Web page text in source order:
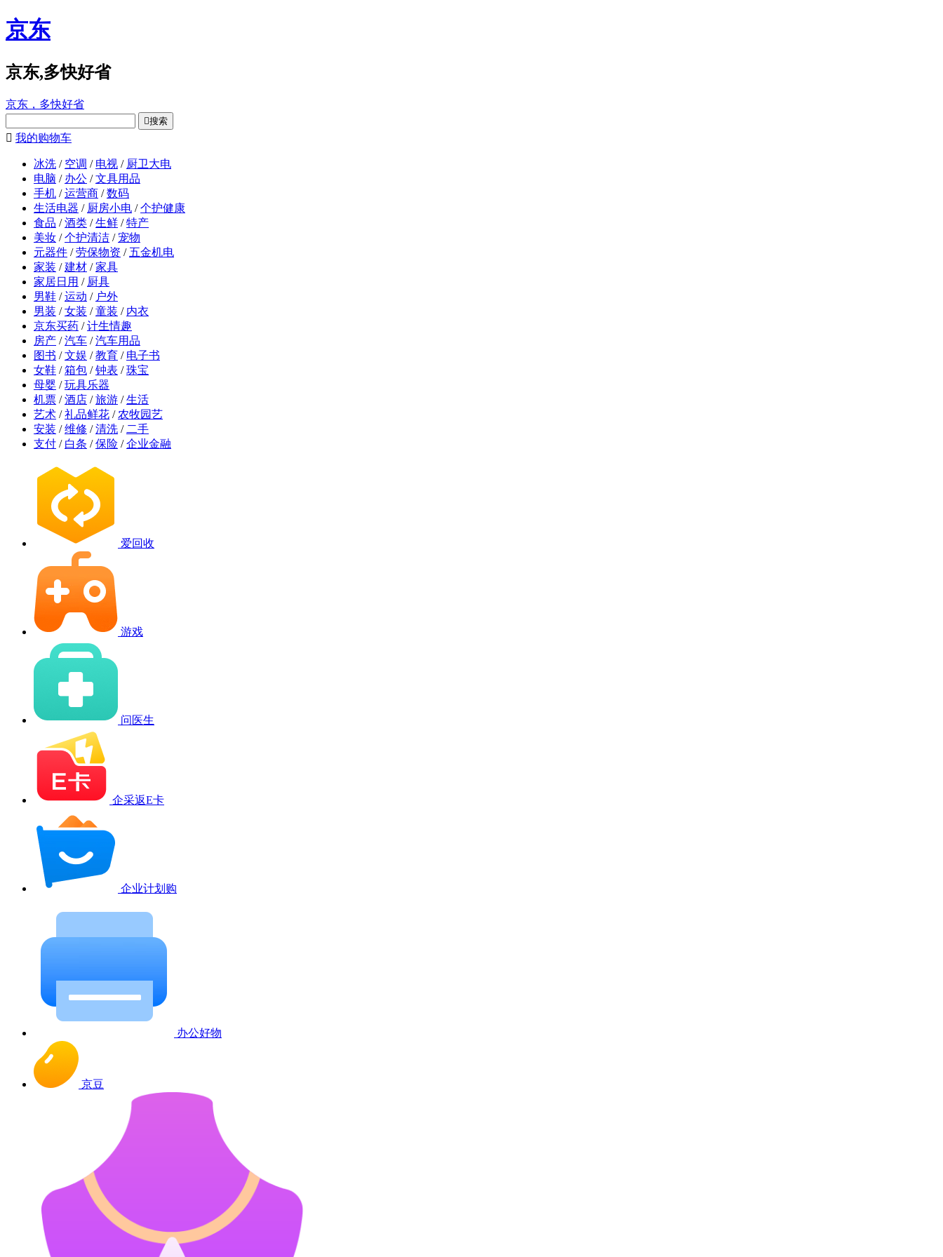
京东
京东,多快好省
京东，多快好省
搜索
 我的购物车
冰洗 / 空调 / 电视 / 厨卫大电
电脑 / 办公 / 文具用品
手机 / 运营商 / 数码
生活电器 / 厨房小电 / 个护健康
食品 / 酒类 / 生鲜 / 特产
美妆 / 个护清洁 / 宠物
元器件 / 劳保物资 / 五金机电
家装 / 建材 / 家具
家居日用 / 厨具
男鞋 / 运动 / 户外
男装 / 女装 / 童装 / 内衣
京东买药 / 计生情趣
房产 / 汽车 / 汽车用品
图书 / 文娱 / 教育 / 电子书
女鞋 / 箱包 / 钟表 / 珠宝
母婴 / 玩具乐器
机票 / 酒店 / 旅游 / 生活
艺术 / 礼品鲜花 / 农牧园艺
安装 / 维修 / 清洗 / 二手
支付 / 白条 / 保险 / 企业金融
爱回收
游戏
问医生
企采返E卡
企业计划购
办公好物
京豆